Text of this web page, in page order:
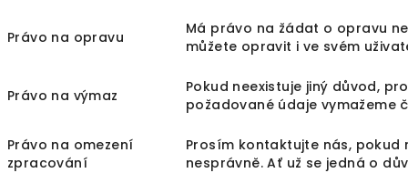
Právo na opravu
Má právo na žádat o opravu
můžete opravit i ve svém
Právo na výmaz
Pokud neexistuje jiný důvod,
požadované údaje vymažeme
Právo na omezení
zpracování
Prosím kontaktujte nás,
nesprávně. Ať už se jedná o